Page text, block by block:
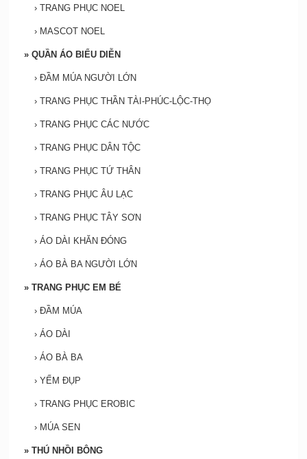
› TRANG PHỤC NOEL
› MASCOT NOEL
» QUẦN ÁO BIỂU DIỄN
› ĐẦM MÚA NGƯỜI LỚN
› TRANG PHỤC THẦN TÀI-PHÚC-LỘC-THỌ
› TRANG PHỤC CÁC NƯỚC
› TRANG PHỤC DÂN TỘC
› TRANG PHỤC TỨ THÂN
› TRANG PHỤC ÂU LẠC
› TRANG PHỤC TÂY SƠN
› ÁO DÀI KHĂN ĐÓNG
› ÁO BÀ BA NGƯỜI LỚN
» TRANG PHỤC EM BÉ
› ĐẦM MÚA
› ÁO DÀI
› ÁO BÀ BA
› YẾM ĐỤP
› TRANG PHỤC EROBIC
› MÚA SEN
» THÚ NHỒI BÔNG